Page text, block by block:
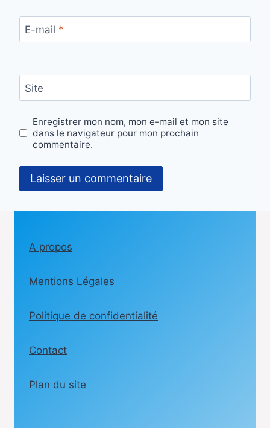
E-mail *
Site
Enregistrer mon nom, mon e-mail et mon site
dans le navigateur pour mon prochain
commentaire.
A propos
Mentions Légales
Politique de confidentialité
Contact
Plan du site